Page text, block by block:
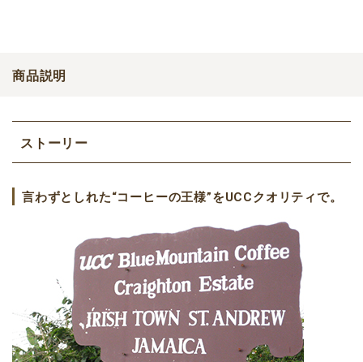
商品説明
ストーリー
言わずとしれた“コーヒーの王様”をUCCクオリティで。